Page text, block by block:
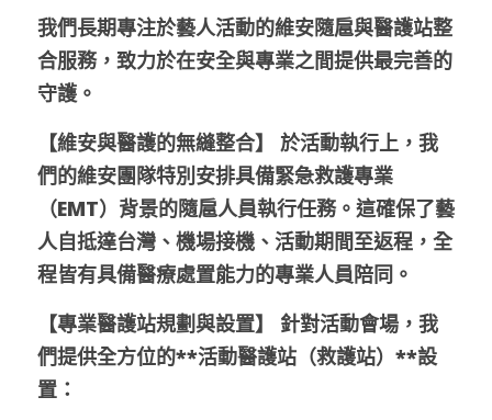
我們長期專注於藝人活動的維安隨扈與醫護站整
合服務，致力於在安全與專業之間提供最完善的
守護。
【維安與醫護的無縫整合】 於活動執行上，我
們的維安團隊特別安排具備緊急救護專業
（EMT）背景的隨扈人員執行任務。這確保了藝
人自抵達台灣、機場接機、活動期間至返程，全
程皆有具備醫療處置能力的專業人員陪同。
【專業醫護站規劃與設置】 針對活動會場，我
們提供全方位的**活動醫護站（救護站）**設
置：